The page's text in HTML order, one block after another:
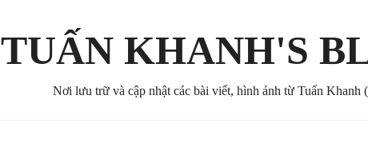
TUẤN KHANH'S
Nơi lưu trữ và cập nhật các bài viết, hình ảnh từ Tuấn Khanh